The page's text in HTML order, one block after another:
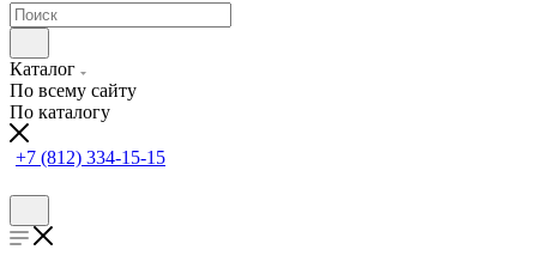
Каталог
По всему сайту
По каталогу
+7 (812) 334-15-15